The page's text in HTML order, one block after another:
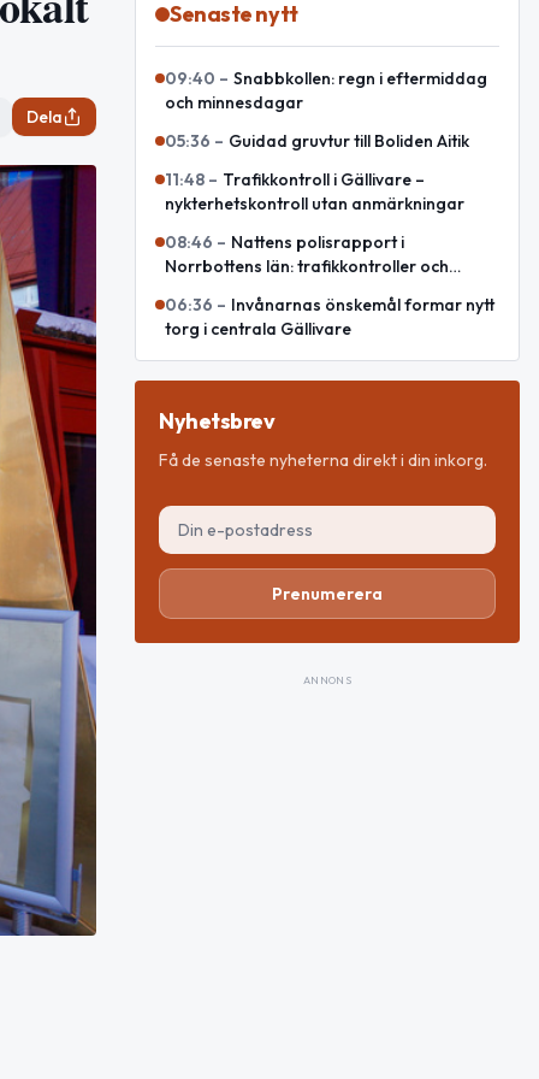
Dela
Senaste nytt
09:40 – Snabbkollen: regn i eftermiddag
och minnesdagar
05:36 – Guidad gruvtur till Boliden Aitik
11:48 – Trafikkontroll i Gällivare –
nykterhetskontroll utan anmärkningar
08:46 – Nattens polisrapport i
Norrbottens län: trafikkontroller och
06:36 – Invånarnas önskemål formar nytt
torg i centrala Gällivare
Nyhetsbrev
Få de senaste nyheterna direkt i din inkorg.
Prenumerera
ANNONS